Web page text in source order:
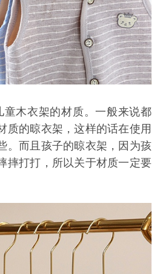
童木衣架的材质。一般来说都
质的晾衣架，这样的话在使用
。而且孩子的晾衣架，因为孩
摔打打，所以关于材质一定要